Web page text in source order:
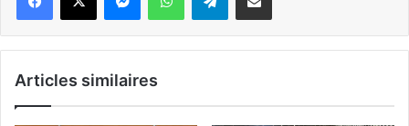
Articles similaires